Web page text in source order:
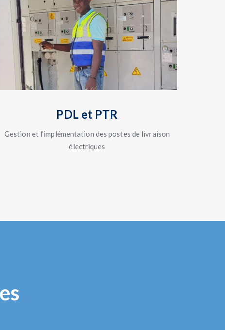
PDL et PTR
Gestion et l’implémentation des postes de livraison
électriques